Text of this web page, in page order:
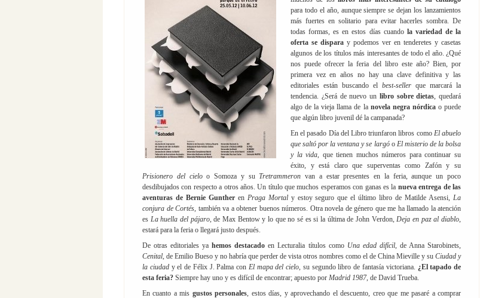
para todo el año, aunque siempre se dejan los lanzamientos
más fuertes en solitario para evitar hacerles sombra. De
todas formas, es en estos días cuando la variedad de la
oferta se dispara y podemos ver en tenderetes y casetas
algunos de los títulos más interesantes de todo el año. ¿Qué
nos puede ofrecer la feria del libro este año? Bien, por
primera vez en años no hay una clave definitiva y las
editoriales están buscando el best-seller que marcará la
tendencia. ¿Será de nuevo un libro sobre dietas, quedará
algo de la vieja llama de la novela negra nórdica o puede
que algún libro juvenil dé la campanada?
En el pasado Día del Libro triunfaron libros como El abuelo
que saltó por la ventana y se largó o El misterio de la bolsa
y la vida, que tienen muchos números para continuar su
éxito, y está claro que superventas como Zafón y su
Prisionero del cieloo Somoza y suTretrammeronvan a estar presentes en la feria, aunque un poco
desdibujados con respecto a otros años. Un título que muchos esperamos con ganas es la nueva entrega de las
aventuras de Bernie Gunther en Praga Mortal y estoy seguro que el último libro de Matilde Asensi,La
conjura de Cortés, también va a obtener buenos números. Otra novela de género que me ha llamado la atención
es La huella del pájaro, de Max Bentow y lo que no sé es si la última de John Verdon,Deja en paz al diablo,
estará para la feria o llegará justo después.
De otras editoriales yahemos destacadoen Lecturalia títulos como Una edad difícil, de Anna Starobinets,
Cenital, de Emilio Bueso y no habría que perder de vista otros nombres como el de China Mieville y su Ciudad y
la ciudad y el de Félix J. Palma con El mapa del cielo, su segundo libro de fantasía victoriana. ¿El tapado de
esta feria? Siempre hay uno y es difícil de encontrar; apuesto por Madrid 1987, de David Trueba.
En cuanto a mis gustos personales, estos días, y aprovechando el descuento, creo que me pasaré a comprar